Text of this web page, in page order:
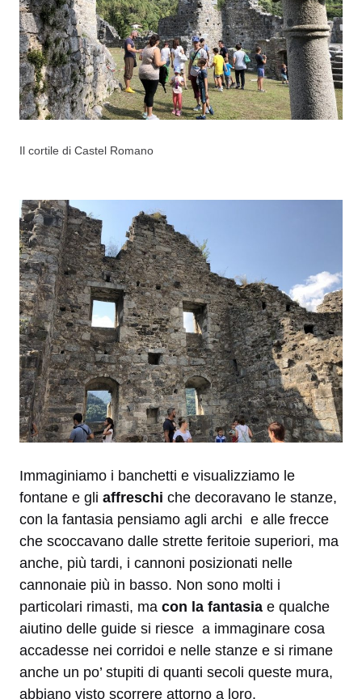
Il cortile di Castel Romano
Immaginiamo i banchetti e visualizziamo le
fontane e gli affreschi che decoravano le stanze,
con la fantasia pensiamo agli archi e alle frecce
che scoccavano dalle strette feritoie superiori, ma
anche, più tardi, i cannoni posizionati nelle
cannonaie più in basso. Non sono molti i
particolari rimasti, ma con la fantasia e qualche
aiutino delle guide si riesce a immaginare cosa
accadesse nei corridoi e nelle stanze e si rimane
anche un po’ stupiti di quanti secoli queste mura,
abbiano visto scorrere attorno a loro.